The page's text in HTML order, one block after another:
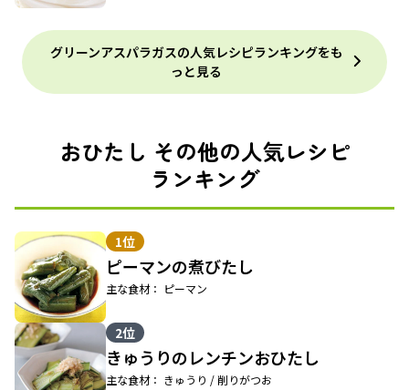
グリーンアスパラガスの人気レシピランキングをも
っと見る
おひたし その他の人気レシピ
ランキング
1位
ピーマンの煮びたし
主な食材： ピーマン
2位
きゅうりのレンチンおひたし
主な食材： きゅうり / 削りがつお